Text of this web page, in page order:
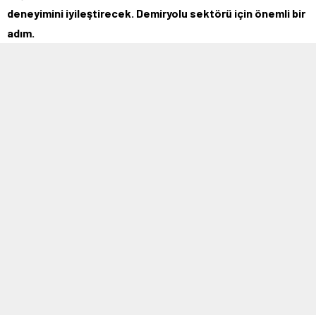
deneyimini iyileştirecek. Demiryolu sektörü için önemli bir
adım.